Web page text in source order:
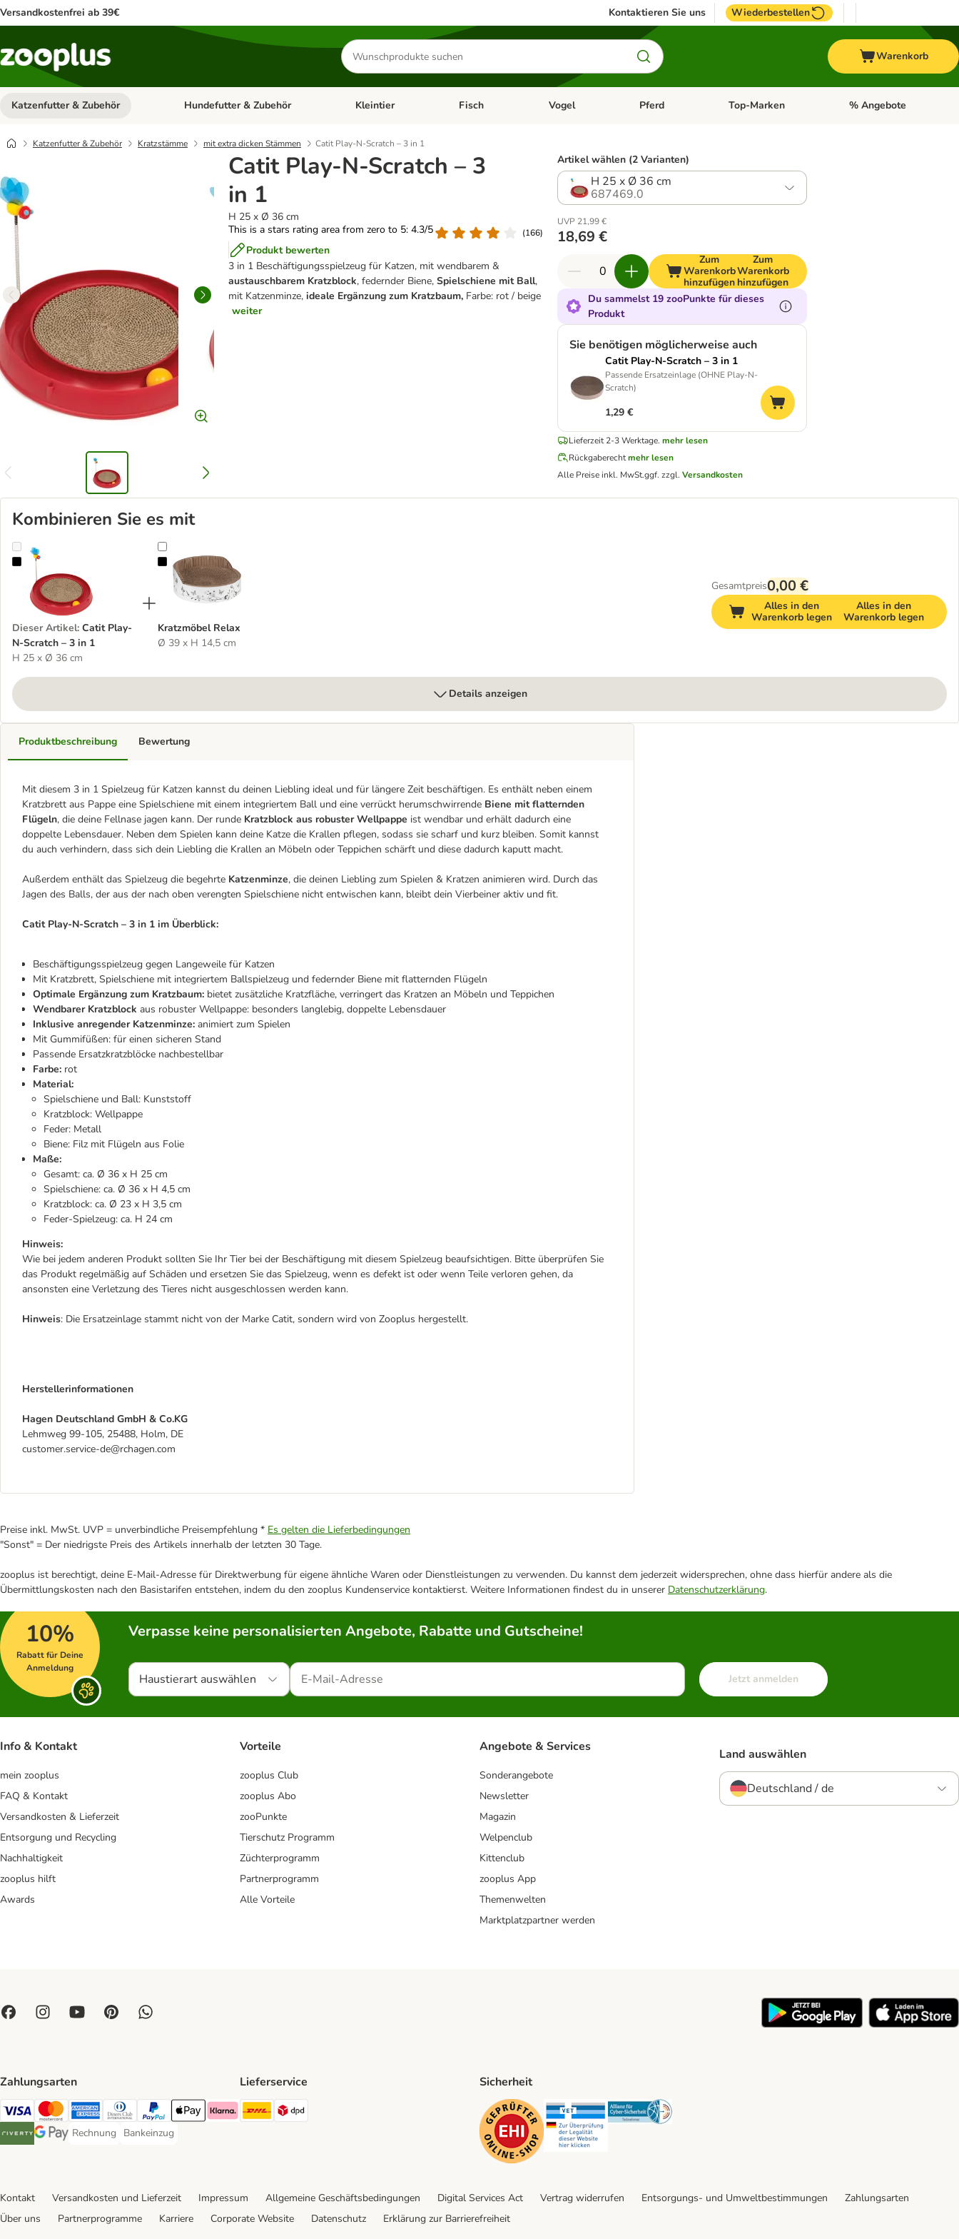
Versandkostenfrei ab 39€ Kontaktieren Sie uns Wiederbestellen
Produkte
suchen
Warenkorb
Katzenfutter & Zubehör Kategorie-Menü öffnen: Katzenfutter & Zubehör
Hundefutter & Zubehör Kategorie-Menü öffnen: Hundefutter & Zubehör
Kleintier Kategorie-Menü öffnen: Kleintier
Fisch Kategorie-Menü öffnen: Fisch
Vogel Kategorie-Menü öffnen: Vogel
Pferd Kategorie-Menü öffnen: Pferd
Top-Marken Kategorie-Menü öffnen:
% Angebote
Katzenfutter & Zubehör Kratzstämme mit extra dicken Stämmen Catit Play-N-Scratch – 3 in 1
Catit Play-N-Scratch – 3
in 1
H 25 x Ø 36 cm
This is a stars rating area from zero to 5: 4.3/5
(166)
Produkt bewerten
3 in 1 Beschäftigungsspielzeug für Katzen, mit wendbarem &
austauschbarem Kratzblock, federnder Biene, Spielschiene mit Ball,
mit Katzenminze, ideale Ergänzung zum Kratzbaum, Farbe: rot / beige
weiter
Artikel wählen (2 Varianten)
H 25 x Ø 36 cm
687469.0
UVP 21,99 €
18,69 €
Zum
Warenkorb
hinzufügen
Zum
Warenkorb
hinzufügen
Du sammelst 19 zooPunkte für dieses
Produkt
Sie benötigen möglicherweise auch
Catit Play-N-Scratch – 3 in 1
Passende Ersatzeinlage (OHNE Play-N-
Scratch)
1,29 €
Lieferzeit 2-3 Werktage. mehr lesen
Rückgaberecht mehr lesen
Alle Preise inkl. MwSt.ggf. zzgl. Versandkosten
Kombinieren Sie es mit
Catit Play-N-Scratch – 3 in 1
Dieser Artikel: Catit Play-
N-Scratch – 3 in 1
H 25 x Ø 36 cm
Kratzmöbel Relax
Kratzmöbel Relax
Ø 39 x H 14,5 cm
Gesamtpreis0,00 €
Alles in den
Warenkorb legen
Alles in den
Warenkorb legen
Details anzeigen
Produktbeschreibung
Mit diesem 3 in 1 Spielzeug für Katzen kannst du deinen Liebling ideal und für längere Zeit beschäftigen. Es enthält neben einem
Kratzbrett aus Pappe eine Spielschiene mit einem integriertem Ball und eine verrückt herumschwirrende Biene mit flatternden
Flügeln, die deine Fellnase jagen kann. Der runde Kratzblock aus robuster Wellpappe ist wendbar und erhält dadurch eine
doppelte Lebensdauer. Neben dem Spielen kann deine Katze die Krallen pflegen, sodass sie scharf und kurz bleiben. Somit kannst
du auch verhindern, dass sich dein Liebling die Krallen an Möbeln oder Teppichen schärft und diese dadurch kaputt macht.
Außerdem enthält das Spielzeug die begehrte Katzenminze, die deinen Liebling zum Spielen & Kratzen animieren wird. Durch das
Jagen des Balls, der aus der nach oben verengten Spielschiene nicht entwischen kann, bleibt dein Vierbeiner aktiv und fit.
Catit Play-N-Scratch – 3 in 1 im Überblick:
Beschäftigungsspielzeug gegen Langeweile für Katzen
Mit Kratzbrett, Spielschiene mit integriertem Ballspielzeug und federnder Biene mit flatternden Flügeln
Optimale Ergänzung zum Kratzbaum: bietet zusätzliche Kratzfläche, verringert das Kratzen an Möbeln und Teppichen
Wendbarer Kratzblock aus robuster Wellpappe: besonders langlebig, doppelte Lebensdauer
Inklusive anregender Katzenminze: animiert zum Spielen
Mit Gummifüßen: für einen sicheren Stand
Passende Ersatzkratzblöcke nachbestellbar
Farbe: rot
Material:
Spielschiene und Ball: Kunststoff
Kratzblock: Wellpappe
Feder: Metall
Biene: Filz mit Flügeln aus Folie
Maße:
Gesamt: ca. Ø 36 x H 25 cm
Spielschiene: ca. Ø 36 x H 4,5 cm
Kratzblock: ca. Ø 23 x H 3,5 cm
Feder-Spielzeug: ca. H 24 cm
Hinweis:
Wie bei jedem anderen Produkt sollten Sie Ihr Tier bei der Beschäftigung mit diesem Spielzeug beaufsichtigen. Bitte überprüfen Sie
das Produkt regelmäßig auf Schäden und ersetzen Sie das Spielzeug, wenn es defekt ist oder wenn Teile verloren gehen, da
ansonsten eine Verletzung des Tieres nicht ausgeschlossen werden kann.
Hinweis: Die Ersatzeinlage stammt nicht von der Marke Catit, sondern wird von Zooplus hergestellt.
Herstellerinformationen
Hagen Deutschland GmbH & Co.KG
Lehmweg 99-105, 25488, Holm, DE
customer.service-de@rchagen.com
Bewertung
Preise inkl. MwSt. UVP = unverbindliche Preisempfehlung * Es gelten die Lieferbedingungen
"Sonst" = Der niedrigste Preis des Artikels innerhalb der letzten 30 Tage.
zooplus ist berechtigt, deine E-Mail-Adresse für Direktwerbung für eigene ähnliche Waren oder Dienstleistungen zu verwenden. Du kannst dem jederzeit widersprechen, ohne dass hierfür andere als die
Übermittlungskosten nach den Basistarifen entstehen, indem du den zooplus Kundenservice kontaktierst. Weitere Informationen findest du in unserer Datenschutzerklärung.
10%
Rabatt für Deine
Anmeldung
Verpasse keine personalisierten Angebote, Rabatte und Gutscheine!
Haustierart auswählen Jetzt anmelden
Info & Kontakt
mein zooplus
FAQ & Kontakt
Versandkosten & Lieferzeit
Entsorgung und Recycling
Nachhaltigkeit
zooplus hilft
Awards
Vorteile
zooplus Club
zooplus Abo
zooPunkte
Tierschutz Programm
Züchterprogramm
Partnerprogramm
Alle Vorteile
Angebote & Services
Sonderangebote
Newsletter
Magazin
Welpenclub
Kittenclub
zooplus App
Themenwelten
Marktplatzpartner werden
Land auswählen
Deutschland / de
Zahlungsarten
Visa Payment Method
Mastercard Payment Method
American Express Payment Method
Diners Club Payment Method
PayPal Payment Method
Apple Pay Payment Method
Klarna Payment Method
Riverty Payment Method
Google Pay Payment Method
Rechnung
Rechnung Payment Method
Bankeinzug
Bankeinzug Payment Method
Lieferservice
DHL Shipping Method
Sicherheit
Security Security Security
Kontakt Versandkosten und Lieferzeit Impressum Allgemeine Geschäftsbedingungen Digital Services Act Vertrag widerrufen Entsorgungs- und Umweltbestimmungen
Zahlungsarten
Über uns
Partnerprogramme Karriere Corporate Website Datenschutz Erklärung zur Barrierefreiheit